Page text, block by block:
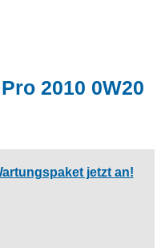
2010 0W20
jetzt an!